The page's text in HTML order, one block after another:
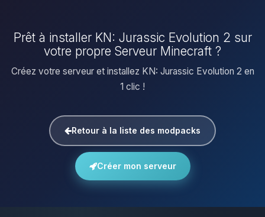
Prêt à installer KN: Jurassic Evolution 2 sur
votre propre Serveur Minecraft ?
Créez votre serveur et installez KN: Jurassic Evolution 2 en
1 clic !
Retour à la liste des modpacks
Créer mon serveur